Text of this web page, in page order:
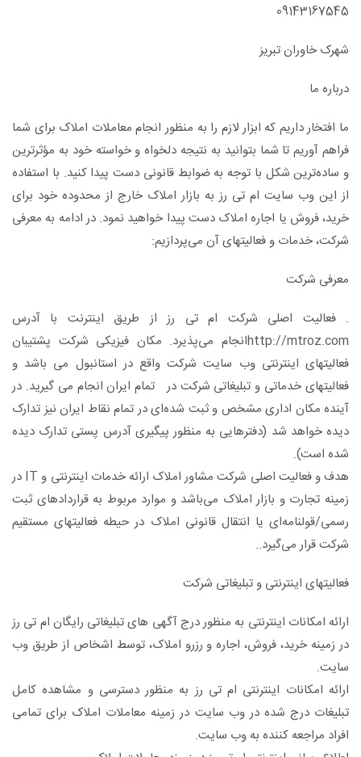
09143167545
شهرک خاوران تبریز
درباره ما
ما افتخار داریم که ابزار لازم را به منظور انجام معاملات املاک برای شما
فراهم آوریم تا شما بتوانید به نتیجه دلخواه و خواسته خود به مؤثرترین
و ساده‌ترین شکل با توجه به ضوابط قانونی دست پیدا کنید. با استفاده
از این وب سایت ام تی رز به بازار املاک خارج از محدوده خود برای
خرید، فروش یا اجاره املاک دست پیدا خواهید نمود. در ادامه به معرفی
شرکت، خدمات و فعالیتهای آن می‌پردازیم:
معرفی شرکت
. فعاليت اصلی شرکت ام تی رز از طريق اينترنت با آدرس
http://mtroz.comانجام می‌پذیرد. مکان فيزيکی شرکت پشتيبان
فعاليتهای اينترنتی وب سايت شرکت واقع در استانبول می باشد و
فعاليتهای خدماتی و تبليغاتی شرکت در تمام ایران انجام می گيريد. در
آینده مکان اداری مشخص و ثبت شده‌ای در تمام نقاط ایران نیز تدارک
دیده خواهد شد (دفترهایی به منظور پیگیری آدرس پستی تدارک دیده
شده است).
هدف و فعالیت اصلی شرکت مشاور املاک ارائه خدمات اینترنتی و IT در
زمینه تجارت و بازار املاک می‌باشد و موارد مربوط به قراردادهای ثبت
رسمی/قولنامه‌ای یا انتقال قانونی املاک در حیطه فعالیتهای مستقیم
شرکت قرار می‌گیرد..
فعاليتهای اينترنتی و تبليغاتی شرکت
ارائه امکانات اينترنتی به منظور درج آگهی های تبليغاتی رايگان ام تی رز
در زمينه خرید، فروش، اجاره و رزرو املاک، توسط اشخاص از طريق وب
سايت.
ارائه امکانات اينترنتی ام تی رز به منظور دسترسی و مشاهده کامل
تبليغات درج شده در وب سايت در زمينه معاملات املاک برای تمامی
افراد مراجعه کننده به وب سايت.